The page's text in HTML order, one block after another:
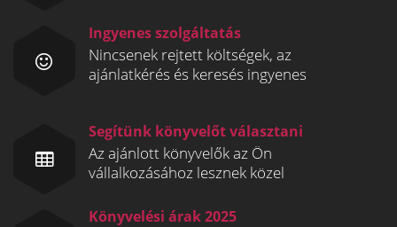
Ingyenes szolgáltatás
Nincsenek rejtett költségek, az
ajánlatkérés és keresés ingyenes
Segítünk könyvelőt választani
Az ajánlott könyvelők az Ön
vállalkozásához lesznek közel
Könyvelési árak 2025